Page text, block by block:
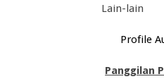
Lain-lain
Profile
Panggilan